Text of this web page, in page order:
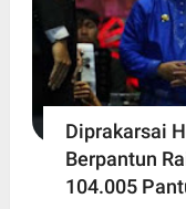
Diprakarsai
Berpantun
104.005